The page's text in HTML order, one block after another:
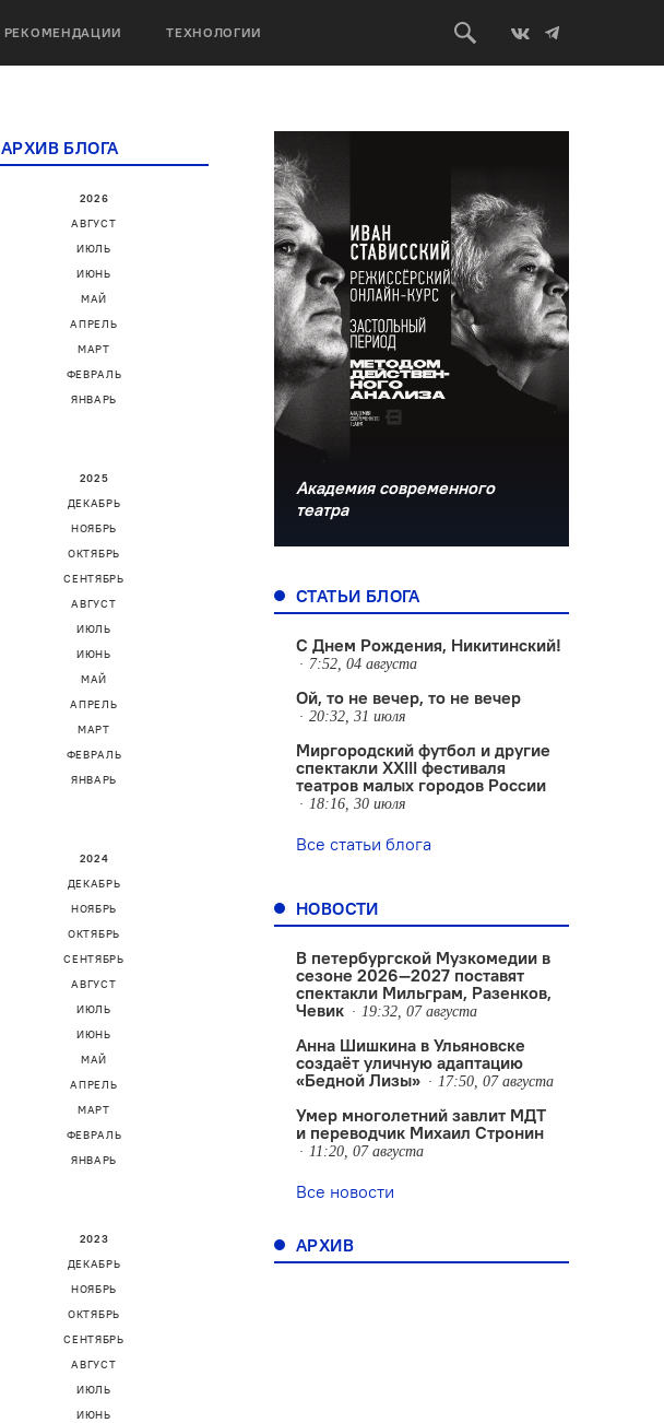
РЕКОМЕНДАЦИИ ТЕХНОЛОГИИ
АРХИВ БЛОГА
2026
АВГУСТ
ИЮЛЬ
ИЮНЬ
МАЙ
АПРЕЛЬ
МАРТ
ФЕВРАЛЬ
ЯНВАРЬ
2025
ДЕКАБРЬ
НОЯБРЬ
ОКТЯБРЬ
СЕНТЯБРЬ
АВГУСТ
ИЮЛЬ
ИЮНЬ
МАЙ
АПРЕЛЬ
МАРТ
ФЕВРАЛЬ
ЯНВАРЬ
2024
ДЕКАБРЬ
НОЯБРЬ
ОКТЯБРЬ
СЕНТЯБРЬ
АВГУСТ
ИЮЛЬ
ИЮНЬ
МАЙ
АПРЕЛЬ
МАРТ
ФЕВРАЛЬ
ЯНВАРЬ
2023
ДЕКАБРЬ
НОЯБРЬ
ОКТЯБРЬ
СЕНТЯБРЬ
АВГУСТ
ИЮЛЬ
ИЮНЬ
Академия современного
театра
СТАТЬИ БЛОГА
С Днем Рождения, Никитинский!
7:52, 04 августа
Ой, то не вечер, то не вечер
20:32, 31 июля
Миргородский футбол и другие
спектакли XXIII фестиваля
театров малых городов России
18:16, 30 июля
Все статьи блога
НОВОСТИ
В петербургской Музкомедии в
сезоне 2026—2027 поставят
спектакли Мильграм, Разенков,
Чевик
19:32, 07 августа
Анна Шишкина в Ульяновске
создаëт уличную адаптацию
«Бедной Лизы»
17:50, 07 августа
Умер многолетний завлит МДТ
и переводчик Михаил Стронин
11:20, 07 августа
Все новости
АРХИВ